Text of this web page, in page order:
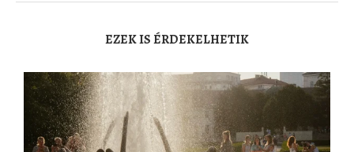
EZEK IS ÉRDEKELHETIK